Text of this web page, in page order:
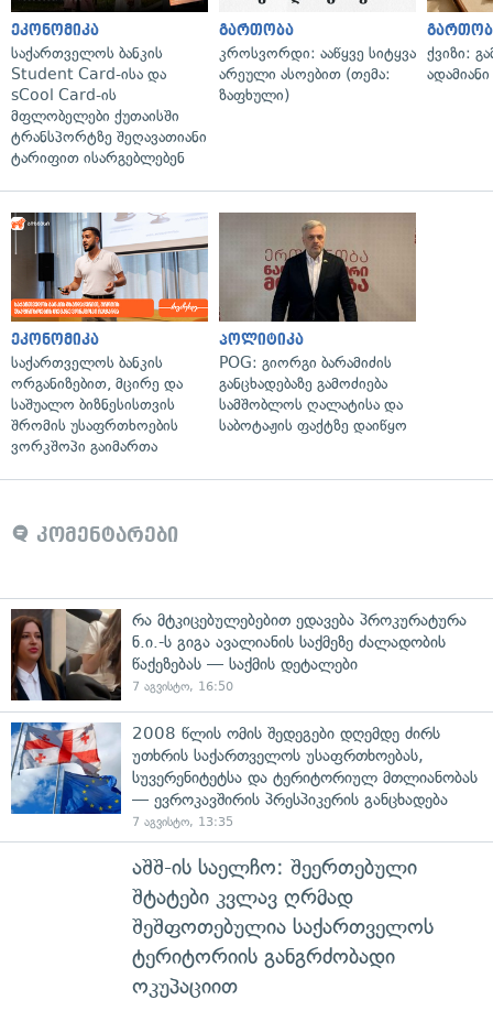
ეკონომიკა
საქართველოს ბანკის
Student Card-ისა და
sCool Card-ის
მფლობელები ქუთაისში
ტრანსპორტზე შეღავათიანი
ტარიფით ისარგებლებენ
გართობა
კროსვორდი: ააწყვე სიტყვა
არეული ასოებით (თემა:
ზაფხული)
ქვიზი:
ეკონომიკა
საქართველოს ბანკის
ორგანიზებით, მცირე და
საშუალო ბიზნესისთვის
შრომის უსაფრთხოების
ვორკშოპი გაიმართა
პოლიტიკა
POG: გიორგი ბარამიძის
განცხადებაზე გამოძიება
სამშობლოს ღალატისა და
საბოტაჟის ფაქტზე დაიწყო
კომენტარები
რა მტკიცებულებებით ედავება პროკურატურა
ნ.ი.-ს გიგა ავალიანის საქმეზე ძალადობის
წაქეზებას — საქმის დეტალები
7 აგვისტო, 16:50
2008 წლის ომის შედეგები დღემდე ძირს
უთხრის საქართველოს უსაფრთხოებას,
სუვერენიტეტსა და ტერიტორიულ მთლიანობას
— ევროკავშირის პრესპიკერის განცხადება
7 აგვისტო, 13:35
აშშ-ის საელჩო: შეერთებული
შტატები კვლავ ღრმად
შეშფოთებულია საქართველოს
ტერიტორიის განგრძობადი
ოკუპაციით